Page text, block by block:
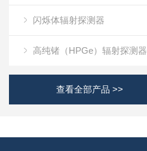
闪烁体辐射探测器
高纯锗（HPGe）辐射探测器
查看全部产品 >>